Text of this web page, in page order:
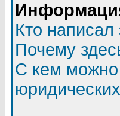
Кто
Почему
С кем можно